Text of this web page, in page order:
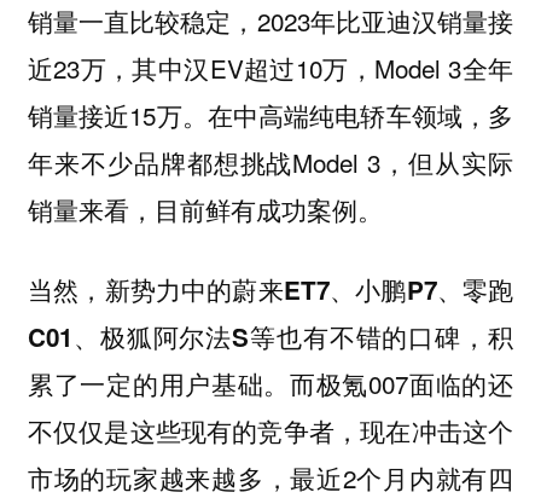
销量一直比较稳定，2023年比亚迪汉销量接
近23万，其中汉EV超过10万，Model 3全年
销量接近15万。在中高端纯电轿车领域，多
年来不少品牌都想挑战Model 3，但从实际
销量来看，目前鲜有成功案例。
当然，新势力中的蔚来ET7、小鹏P7、零跑
C01、极狐阿尔法S等也有不错的口碑，积
累了一定的用户基础。而极氪007面临的还
不仅仅是这些现有的竞争者，现在冲击这个
市场的玩家越来越多，最近2个月内就有四